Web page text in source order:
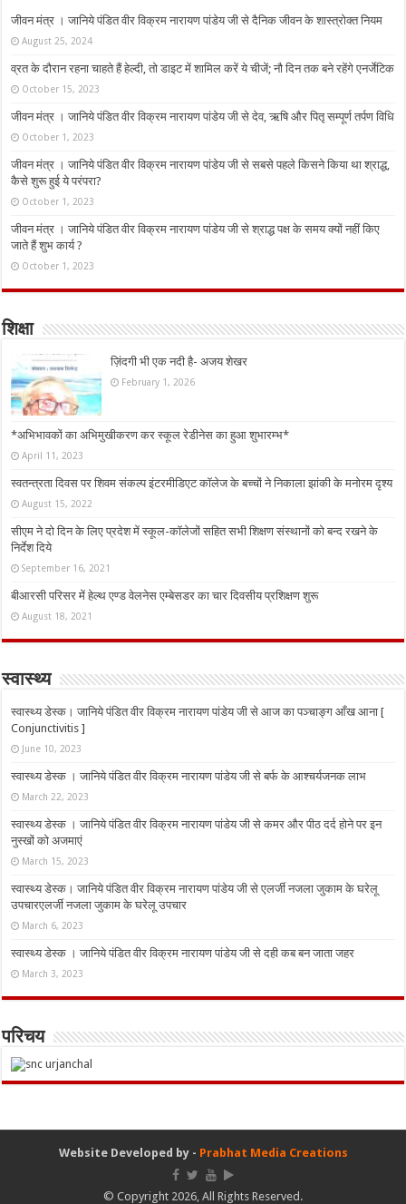
जीवन मंत्र । जानिये पंडित वीर विक्रम नारायण पांडेय जी से दैनिक जीवन के शास्त्रोक्त नियम
August 25, 2024
व्रत के दौरान रहना चाहते हैं हेल्दी, तो डाइट में शामिल करें ये चीजें; नौ दिन तक बने रहेंगे एनर्जेटिक
October 15, 2023
जीवन मंत्र । जानिये पंडित वीर विक्रम नारायण पांडेय जी से देव, ऋषि और पितृ सम्पूर्ण तर्पण विधि
October 1, 2023
जीवन मंत्र । जानिये पंडित वीर विक्रम नारायण पांडेय जी से सबसे पहले किसने किया था श्राद्ध,
कैसे शुरू हुई ये परंपरा?
October 1, 2023
जीवन मंत्र । जानिये पंडित वीर विक्रम नारायण पांडेय जी से श्राद्ध पक्ष के समय क्यों नहीं किए
जाते हैं शुभ कार्य ?
October 1, 2023
शिक्षा
ज़िंदगी भी एक नदी है- अजय शेखर
February 1, 2026
*अभिभावकों का अभिमुखीकरण कर स्कूल रेडीनेस का हुआ शुभारम्भ*
April 11, 2023
स्वतन्त्रता दिवस पर शिवम संकल्प इंटरमीडिएट कॉलेज के बच्चों ने निकाला झांकी के मनोरम दृश्य
August 15, 2022
सीएम ने दो दिन के लिए प्रदेश में स्कूल-कॉलेजों सहित सभी शिक्षण संस्थानों को बन्द रखने के
निर्देश दिये
September 16, 2021
बीआरसी परिसर में हेल्थ एण्ड वेलनेस एम्बेसडर का चार दिवसीय प्रशिक्षण शुरू
August 18, 2021
स्वास्थ्य
स्वास्थ्य डेस्क। जानिये पंडित वीर विक्रम नारायण पांडेय जी से आज का पञ्चाङ्ग आँख आना [
Conjunctivitis ]
June 10, 2023
स्वास्थ्य डेस्क । जानिये पंडित वीर विक्रम नारायण पांडेय जी से बर्फ के आश्चर्यजनक लाभ
March 22, 2023
स्वास्थ्य डेस्क । जानिये पंडित वीर विक्रम नारायण पांडेय जी से कमर और पीठ दर्द होने पर इन
नुस्‍खों को अजमाएं
March 15, 2023
स्वास्थ्य डेस्क। जानिये पंडित वीर विक्रम नारायण पांडेय जी से एलर्जी नजला जुकाम के घरेलू
उपचारएलर्जी नजला जुकाम के घरेलू उपचार
March 6, 2023
स्वास्थ्य डेस्क । जानिये पंडित वीर विक्रम नारायण पांडेय जी से दही कब बन जाता जहर
March 3, 2023
परिचय
Website Developed by - Prabhat Media Creations
© Copyright 2026, All Rights Reserved.